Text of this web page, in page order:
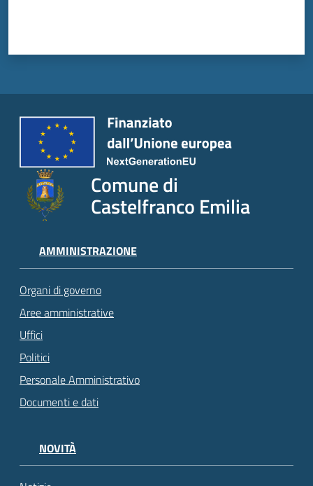
Comune di
Castelfranco Emilia
AMMINISTRAZIONE
Organi di governo
Aree amministrative
Uffici
Politici
Personale Amministrativo
Documenti e dati
NOVITÀ